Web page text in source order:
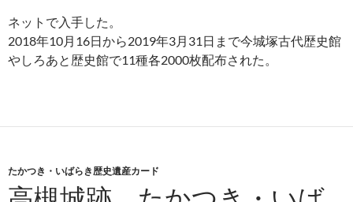
ネットで入手した。
2018年10月16日から2019年3月31日まで今城塚古代歴史館
やしろあと歴史館で11種各2000枚配布された。
たかつき・いばらき歴史遺産カード